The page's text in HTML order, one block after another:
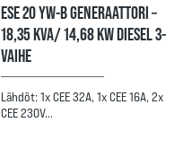
ESE 20 YW-B GENERAATTORI –
18,35 KVA/ 14,68 KW DIESEL 3-
VAIHE
Lähdöt: 1x CEE 32A, 1x CEE 16A, 2x
CEE 230V…